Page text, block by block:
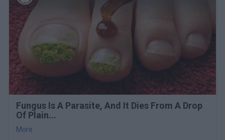
Fungus Is A Parasite, And It Dies From A Drop
Of Plain...
More